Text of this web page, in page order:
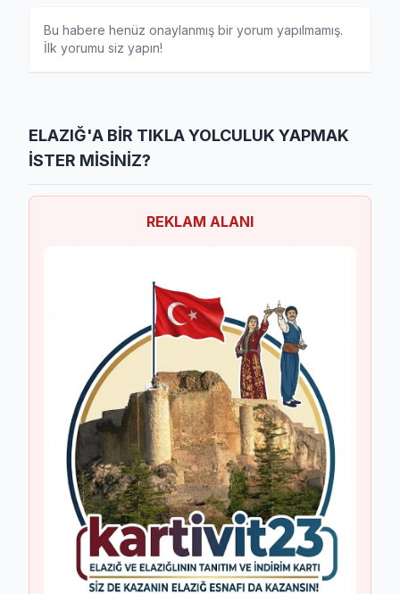
Bu habere henüz onaylanmış bir yorum yapılmamış.
İlk yorumu siz yapın!
ELAZIĞ'A BİR TIKLA YOLCULUK YAPMAK
İSTER MİSİNİZ?
REKLAM ALANI